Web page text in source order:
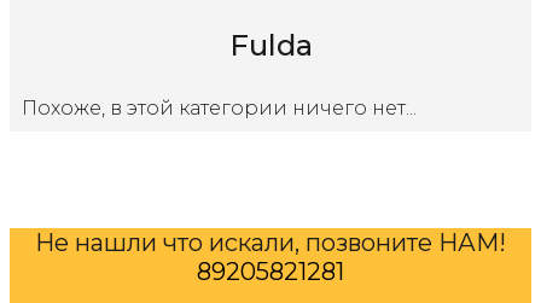
Fulda
Похоже, в этой категории ничего нет...
Не нашли что искали, позвоните НАМ!
89205821281